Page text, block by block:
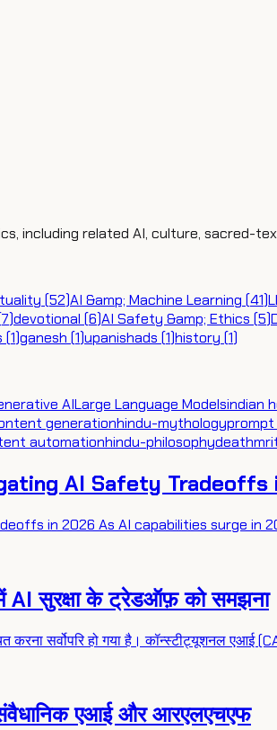
including related AI, culture, sacred-
(52)AI &amp; Machine Learning (41)
7)devotional (6)AI Safety &amp; Ethics (5)
(1)ganesh (1)upanishads (1)history (1)
AILarge Language Modelsindian
generationhindu-mythologyprompt
automationhindu-philosophydeath
AI Safety Tradeoffs
in 2026 As AI capabilities surge in
AI सुरक्षा के ट्रेडऑफ़ को समझना
सर्वोपरि हो गया है। कॉन्स्टीट्यूशनल एआई
संवैधानिक एआई और आरएलएचएफ